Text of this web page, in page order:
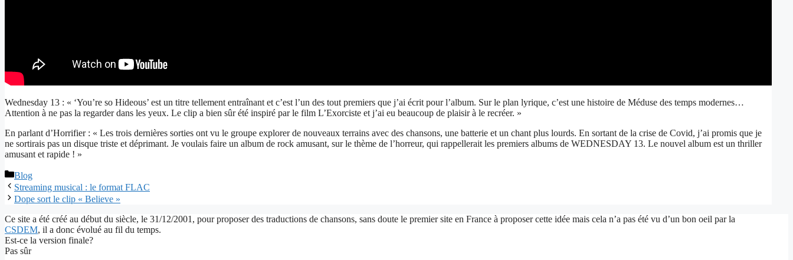
Wednesday 13 : « ‘You’re so Hideous’ est un titre tellement entraînant et c’est l’un des tout premiers que j’ai écrit pour l’album. Sur le plan lyrique, c’est une histoire de Méduse des temps modernes…
Attention à ne pas la regarder dans les yeux. Le clip a bien sûr été inspiré par le film L’Exorciste et j’ai eu beaucoup de plaisir à le recréer. »
En parlant d’Horrifier : « Les trois dernières sorties ont vu le groupe explorer de nouveaux terrains avec des chansons, une batterie et un chant plus lourds. En sortant de la crise de Covid, j’ai promis que je
ne sortirais pas un disque triste et déprimant. Je voulais faire un album de rock amusant, sur le thème de l’horreur, qui rappellerait les premiers albums de WEDNESDAY 13. Le nouvel album est un thriller
amusant et rapide ! »
Catégories
Blog
Streaming musical : le format FLAC
Dope sort le clip « Believe »
Ce site a été créé au début du siècle, le 31/12/2001, pour proposer des traductions de chansons, sans doute le premier site en France à proposer cette idée mais cela n’a pas été vu d’un bon oeil par la
CSDEM, il a donc évolué au fil du temps.
Est-ce la version finale?
Pas sûr